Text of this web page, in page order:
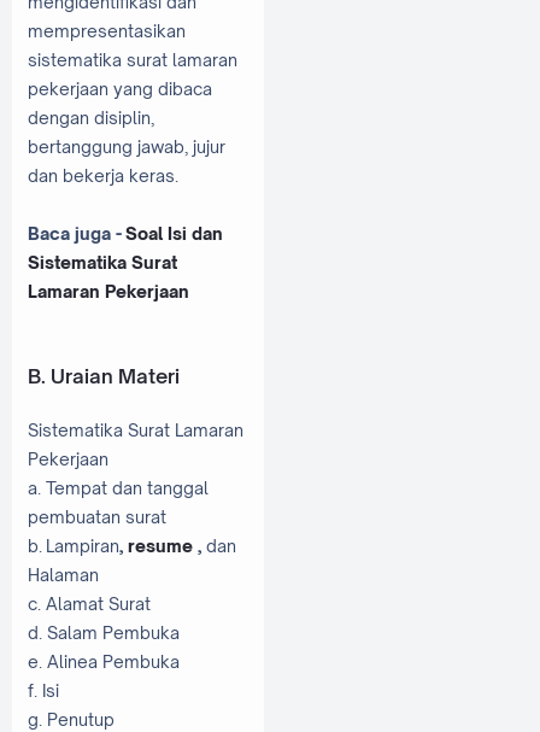
mempresentasikan
sistematika surat lamaran
pekerjaan yang dibaca
dengan disiplin,
bertanggung jawab, jujur
dan bekerja keras.
Baca juga -Soal Isi dan
Sistematika Surat
Lamaran Pekerjaan
B. Uraian Materi
Sistematika Surat Lamaran
Pekerjaan
a. Tempat dan tanggal
pembuatan surat
b. Lampiran, resume , dan
Halaman
c. Alamat Surat
d. Salam Pembuka
e. Alinea Pembuka
f. Isi
g. Penutup